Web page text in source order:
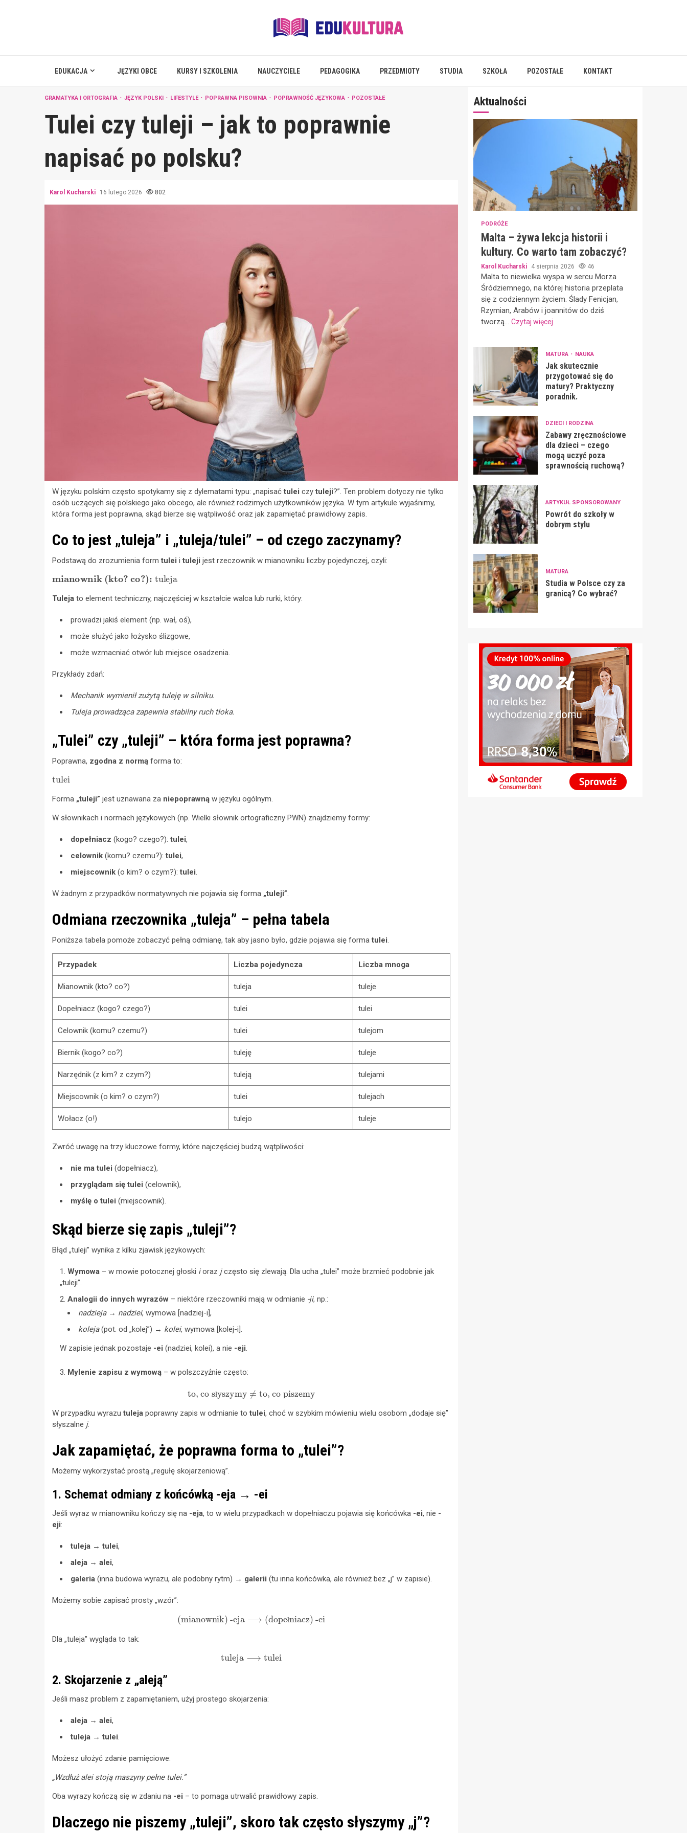
EDUKACJA JĘZYKI OBCE KURSY I SZKOLENIA NAUCZYCIELE PEDAGOGIKA PRZEDMIOTY STUDIA SZKOŁA POZOSTAŁE KONTAKT
GRAMATYKA I ORTOGRAFIA JĘZYK POLSKI LIFESTYLE POPRAWNA PISOWNIA POPRAWNOŚĆ JĘZYKOWA POZOSTAŁE
Tulei czy tuleji – jak to poprawnie
napisać po polsku?
Karol Kucharski 16 lutego 2026 802
W języku polskim często spotykamy się z dylematami typu: „napisaćtulei czytuleji?”. Ten problem dotyczy nie tylko
osób uczących się polskiego jako obcego, ale również rodzimych użytkowników języka. W tym artykule wyjaśnimy,
która forma jest poprawna, skąd bierze się wątpliwość oraz jak zapamiętać prawidłowy zapis.
Co to jest „tuleja” i „tuleja/tulei” – od czego zaczynamy?
Podstawą do zrozumienia formtulei ituleji jest rzeczownik w mianowniku liczby pojedynczej, czyli:
mianownik (kto? co?):tuleja
Tuleja to element techniczny, najczęściej w kształcie walca lub rurki, który:
prowadzi jakiś element (np. wał, oś),
może służyć jako łożysko ślizgowe,
może wzmacniać otwór lub miejsce osadzenia.
Przykłady zdań:
Mechanik wymienił zużytą tuleję w silniku.
Tuleja prowadząca zapewnia stabilny ruch tłoka.
„Tulei” czy „tuleji” – która forma jest poprawna?
Poprawna, zgodna z normą forma to:
tulei
Forma „tuleji” jest uznawana za niepoprawną w języku ogólnym.
W słownikach i normach językowych (np. Wielki słownik ortograficzny PWN) znajdziemy formy:
dopełniacz (kogo? czego?):tulei,
celownik (komu? czemu?):tulei,
miejscownik (o kim? o czym?):tulei
W żadnym z przypadków normatywnych nie pojawia się forma „tuleji”
Odmiana rzeczownika „tuleja” – pełna tabela
Poniższa tabela pomoże zobaczyć pełną odmianę, tak aby jasno było, gdzie pojawia się formatulei
Przypadek Liczba pojedyncza Liczba mnoga
Mianownik (kto? co?) tuleja tuleje
Dopełniacz (kogo? czego?) tulei tulei
Celownik (komu? czemu?) tulei tulejom
Biernik (kogo? co?) tuleję tuleje
Narzędnik (z kim? z czym?) tuleją tulejami
Miejscownik (o kim? o czym?) tulei tulejach
Wołacz (o!) tulejo tuleje
Zwróć uwagę na trzy kluczowe formy, które najczęściej budzą wątpliwości:
nie ma tulei (dopełniacz),
przyglądam się tulei (celownik),
myślę o tulei (miejscownik).
Skąd bierze się zapis „tuleji”?
Błąd „tuleji” wynika z kilku zjawisk językowych:
Wymowa – w mowie potocznej głoski ioraz jczęsto się zlewają. Dla ucha „tulei” może brzmieć podobnie jak
„tuleji”.
Analogii do innych wyrazów – niektóre rzeczowniki mają w odmianie -ji, np.:
nadzieja→ nadziei, wymowa [nadziej-i],
koleja(pot. od „kolej”) → kolei, wymowa [kolej-i].
W zapisie jednak pozostaje -ei (nadziei, kolei), a nie -eji.
Mylenie zapisu z wymową – w polszczyźnie często:
ł
to, co słyszymy ≠ to, co piszemy
W przypadku wyrazutuleja poprawny zapis w odmianie totulei, choć w szybkim mówieniu wielu osobom „dodaje się”
słyszalne j.
Jak zapamiętać, że poprawna forma to „tulei”?
Możemy wykorzystać prostą „regułę skojarzeniową”.
1. Schemat odmiany z końcówką -eja → -ei
Jeśli wyraz w mianowniku kończy się na -eja, to w wielu przypadkach w dopełniaczu pojawia się końcówka -ei, nie -
eji:
tuleja →tulei,
aleja → alei,
galeria (inna budowa wyrazu, ale podobny rytm) → galerii (tu inna końcówka, ale również bez „j” w zapisie).
Możemy sobie zapisać prosty „wzór”:
ł
(mianownik) -eja ⟶(dopełniacz) -ei
Dla „tuleja” wygląda to tak:
tuleja ⟶ tulei
2. Skojarzenie z „aleją”
Jeśli masz problem z zapamiętaniem, użyj prostego skojarzenia:
aleja → alei,
tuleja →tulei.
Możesz ułożyć zdanie pamięciowe:
„Wzdłuż alei stoją maszyny pełne tulei.”
Oba wyrazy kończą się w zdaniu na -ei – to pomaga utrwalić prawidłowy zapis.
Dlaczego nie piszemy „tuleji”, skoro tak często słyszymy „j”?
Aktualności
PODRÓŻE
Malta – żywa lekcja historii i
kultury. Co warto tam zobaczyć?
Karol Kucharski 4 sierpnia 2026 46
Malta to niewielka wyspa w sercu Morza
Śródziemnego, na której historia przeplata
się z codziennym życiem. Ślady Fenicjan,
Rzymian, Arabów i joannitów do dziś
tworzą... Czytaj więcej
MATURA NAUKA
Jak skutecznie
przygotować się do
matury? Praktyczny
poradnik.
DZIECI I RODZINA
Zabawy zręcznościowe
dla dzieci – czego
mogą uczyć poza
sprawnością ruchową?
ARTYKUŁ SPONSOROWANY
Powrót do szkoły w
dobrym stylu
MATURA
Studia w Polsce czy za
granicą? Co wybrać?